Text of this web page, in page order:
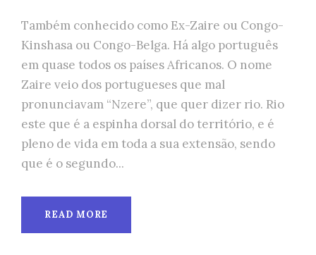
Também conhecido como Ex-Zaire ou Congo-
Kinshasa ou Congo-Belga. Há algo português
em quase todos os países Africanos. O nome
Zaire veio dos portugueses que mal
pronunciavam “Nzere”, que quer dizer rio. Rio
este que é a espinha dorsal do território, e é
pleno de vida em toda a sua extensão, sendo
que é o segundo...
READ MORE